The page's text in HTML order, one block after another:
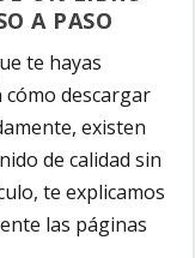
A PASO
te hayas
descargar
existen
de calidad sin
te explicamos
las páginas